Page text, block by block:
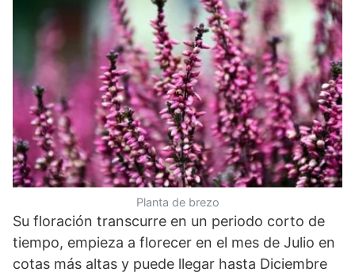
Planta de brezo
Su floración transcurre en un periodo corto de
tiempo, empieza a florecer en el mes de Julio en
cotas más altas y puede llegar hasta Diciembre